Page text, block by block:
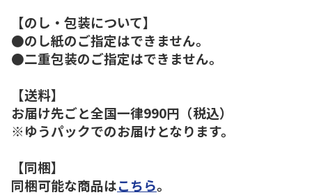
【のし・包装について】
●のし紙のご指定はできません。
●二重包装のご指定はできません。
【送料】
お届け先ごと全国一律990円（税込）
※ゆうパックでのお届けとなります。
【同梱】
同梱可能な商品はこちら。